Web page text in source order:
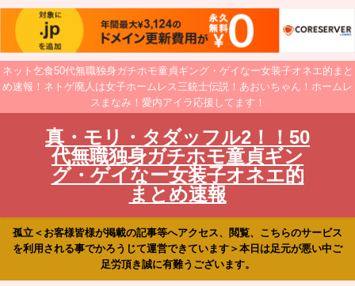
ネット乞食50代無職独身ガチホモ童貞ギング・ゲイなー女装子オネエ的まと
め速報！ネトゲ廃人は女子ホームレス三銃士伝説！あおいちゃん！ホームレ
スまなみ！愛内アイラ応援してます！
真・モリ・タダッフル2！！50
代無職独身ガチホモ童貞ギン
グ・ゲイなー女装子オネエ的
まとめ速報
孤立＜お客様皆様が掲載の記事等へアクセス、閲覧、こちらのサービス
を利用される事でかろうじて運営できています＞本日は足元が悪い中ご
足労頂き誠に有難うございます。